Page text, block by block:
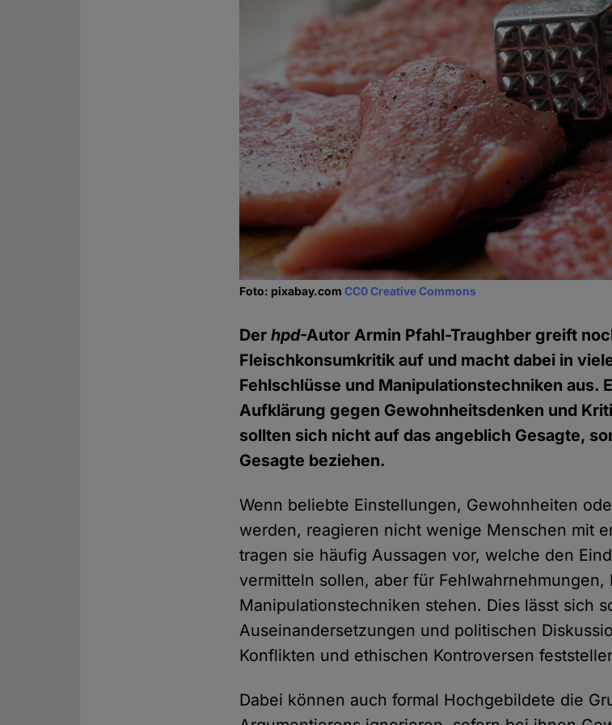
Foto: pixabay.comCC0 Creative Commons
Derhpd-Autor Armin Pfahl-Traughber greift
Fleischkonsumkritik auf und macht dabei in
Fehlschlüsse und Manipulationstechniken aus.
Aufklärung gegen Gewohnheitsdenken und
sollten sich nicht auf das angeblich Gesagte,
Gesagte beziehen.
Wenn beliebte Einstellungen, Gewohnheiten
werden, reagieren nicht wenige Menschen mit
tragen sie häufig Aussagen vor, welche den
vermitteln sollen, aber für
Manipulationstechniken stehen. Dies lässt sich
Auseinandersetzungen und politischen
Konflikten und ethischen Kontroversen
Dabei können auch formal Hochgebildete die